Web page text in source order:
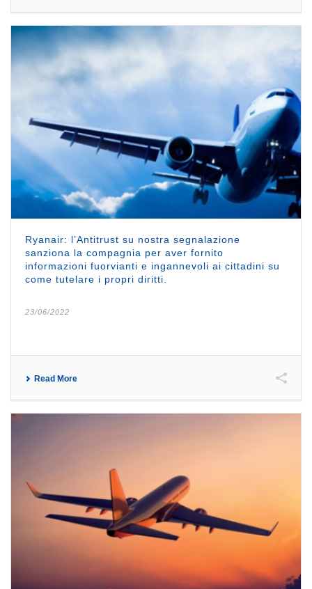
Ryanair: l’Antitrust su nostra segnalazione
sanziona la compagnia per aver fornito
informazioni fuorvianti e ingannevoli ai cittadini su
come tutelare i propri diritti.
23/06/2022
Read More